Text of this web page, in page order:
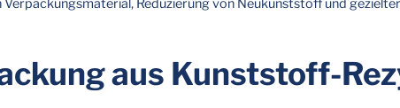
Reduzierung von Neukunststoff und
aus Kunststoff-